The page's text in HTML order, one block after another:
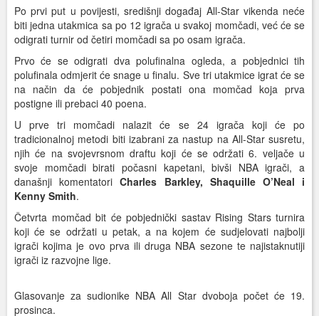
Po prvi put u povijesti, središnji događaj All-Star vikenda neće
biti jedna utakmica sa po 12 igrača u svakoj momčadi, već će se
odigrati turnir od četiri momčadi sa po osam igrača.
Prvo će se odigrati dva polufinalna ogleda, a pobjednici tih
polufinala odmjerit će snage u finalu. Sve tri utakmice igrat će se
na način da će pobjednik postati ona momčad koja prva
postigne ili prebaci 40 poena.
U prve tri momčadi nalazit će se 24 igrača koji će po
tradicionalnoj metodi biti izabrani za nastup na All-Star susretu,
njih će na svojevrsnom draftu koji će se održati 6. veljače u
svoje momčadi birati počasni kapetani, bivši NBA igrači, a
današnji komentatoriCharles Barkley, Shaquille O’Neal i
Kenny Smith.
Četvrta momčad bit će pobjednički sastav Rising Stars turnira
koji će se održati u petak, a na kojem će sudjelovati najbolji
igrači kojima je ovo prva ili druga NBA sezone te najistaknutiji
igrači iz razvojne lige.
Glasovanje za sudionike NBA All Star dvoboja počet će 19.
prosinca.